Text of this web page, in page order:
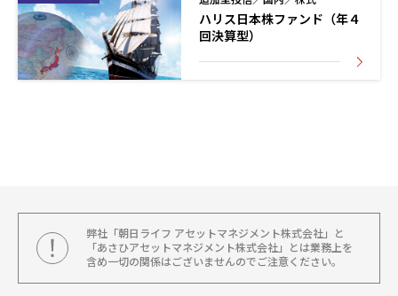
ハリス日本株ファンド（年４
回決算型）
弊社「朝日ライフ アセットマネジメント株式会社」と
「あさひアセットマネジメント株式会社」とは業務上を
含め一切の関係はございませんのでご注意ください。